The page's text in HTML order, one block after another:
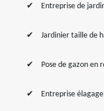
Entreprise de
Jardinier taille de
Pose de gazon en
Entreprise